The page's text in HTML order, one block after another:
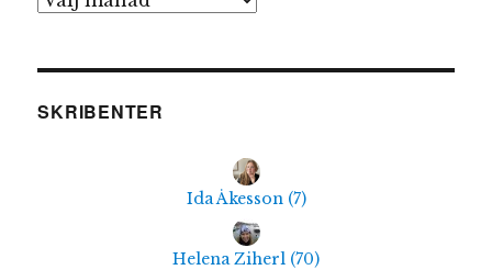
SKRIBENTER
Ida Åkesson (7)
Helena Ziherl (70)